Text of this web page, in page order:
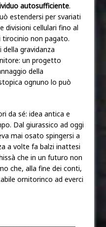
autosufficiente.
estendersi per svariati
divisioni cellulari fino al
tirocinio non pagato.
della gravidanza
un progetto
della
ognuno lo può
da sé: idea antica e
Dal giurassico ad oggi
mai osato spingersi a
a volte fa balzi inattesi
che in un futuro non
che, alla fine dei conti,
ornitorinco ad everci